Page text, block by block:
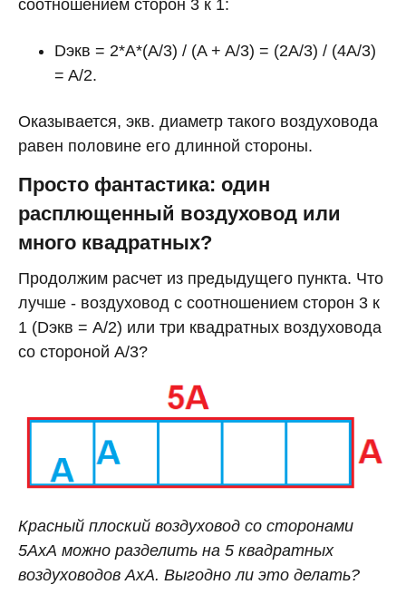
соотношением сторон 3 к 1:
Dэкв = 2*A*(A/3) / (A + A/3) = (2A/3) / (4A/3)
= A/2.
Оказывается, экв. диаметр такого воздуховода
равен половине его длинной стороны.
Просто фантастика: один
расплющенный воздуховод или
много квадратных?
Продолжим расчет из предыдущего пункта. Что
лучше - воздуховод с соотношением сторон 3 к
1 (Dэкв = A/2) или три квадратных воздуховода
со стороной А/3?
Красный плоский воздуховод со сторонами
5АхА можно разделить на 5 квадратных
воздуховодов АхА. Выгодно ли это делать?